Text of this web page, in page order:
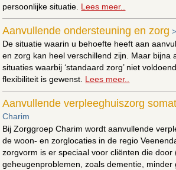
persoonlijke situatie. Lees meer..
Aanvullende ondersteuning en zorg
De situatie waarin u behoefte heeft aan
en zorg kan heel verschillend zijn. Maar bijna
situaties waarbij ‘standaard zorg’ niet
flexibiliteit is gewenst. Lees meer..
Aanvullende verpleeghuiszorg
Charim
Bij Zorggroep Charim wordt aanvullende
de woon- en zorglocaties in de regio
zorgvorm is er speciaal voor cliënten die door
geheugenproblemen, zoals dementie, minder